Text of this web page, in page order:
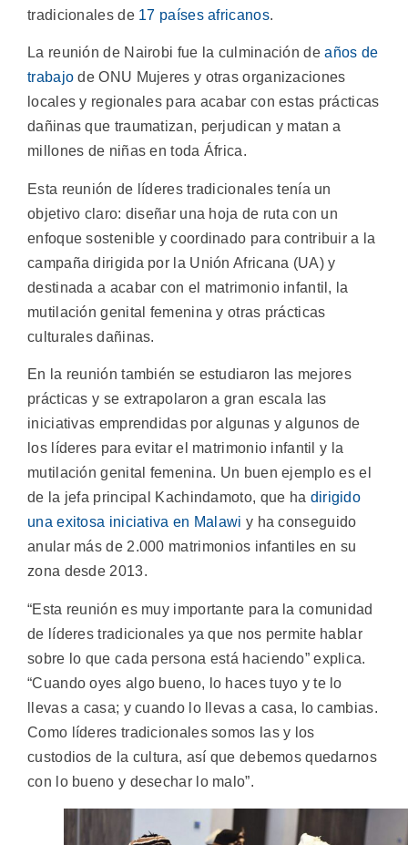
tradicionales de 17 países africanos.
La reunión de Nairobi fue la culminación deaños de
trabajo de ONU Mujeres y otras organizaciones
locales y regionales para acabar con estas prácticas
dañinas que traumatizan, perjudican y matan a
millones de niñas en toda África.
Esta reunión de líderes tradicionales tenía un
objetivo claro: diseñar una hoja de ruta con un
enfoque sostenible y coordinado para contribuir a la
campaña dirigida por la Unión Africana (UA) y
destinada a acabar con el matrimonio infantil, la
mutilación genital femenina y otras prácticas
culturales dañinas.
En la reunión también se estudiaron las mejores
prácticas y se extrapolaron a gran escala las
iniciativas emprendidas por algunas y algunos de
los líderes para evitar el matrimonio infantil y la
mutilación genital femenina. Un buen ejemplo es el
de la jefa principal Kachindamoto, que ha dirigido
una exitosa iniciativa en Malawi y ha conseguido
anular más de 2.000 matrimonios infantiles en su
zona desde 2013.
“Esta reunión es muy importante para la comunidad
de líderes tradicionales ya que nos permite hablar
sobre lo que cada persona está haciendo” explica.
“Cuando oyes algo bueno, lo haces tuyo y te lo
llevas a casa; y cuando lo llevas a casa, lo cambias.
Como líderes tradicionales somos las y los
custodios de la cultura, así que debemos quedarnos
con lo bueno y desechar lo malo”.